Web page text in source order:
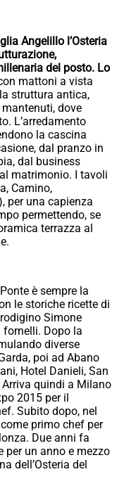
Angelillo l’Osteria
del posto. Lo
mattoni a vista
struttura antica,
dove
L’arredamento
la cascina
dal pranzo in
dal business
matrimonio. I tavoli
Camino,
per una capienza
permettendo, se
terrazza al
è sempre la
le storiche ricette di
Simone
fornelli. Dopo la
diverse
poi ad Abano
Hotel Danieli, San
Arriva quindi a Milano
2015 per il
Subito dopo, nel
primo chef per
Due anni fa
per un anno e mezzo
dell’Osteria del